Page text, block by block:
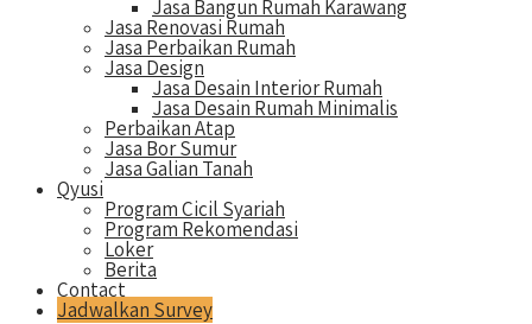
Jasa Bangun Rumah Karawang
Jasa Renovasi Rumah
Jasa Perbaikan Rumah
Jasa Design
Jasa Desain Interior Rumah
Jasa Desain Rumah Minimalis
Perbaikan Atap
Jasa Bor Sumur
Jasa Galian Tanah
Qyusi
Program Cicil Syariah
Program Rekomendasi
Loker
Berita
Contact
Jadwalkan Survey